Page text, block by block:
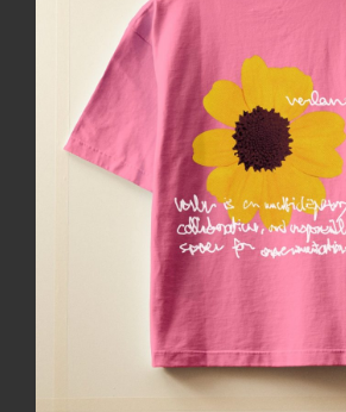
Le vestiaire/
Restaurant
En savoir plus. J'ai compris.